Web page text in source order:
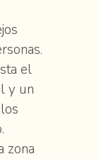
el
y un
zona